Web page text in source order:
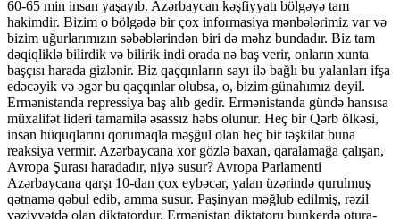
60-65 min insan yaşayıb. Azərbaycan kəşfiyyatı bölgəyə tam
hakimdir. Bizim o bölgədə bir çox informasiya mənbələrimiz var və
bizim uğurlarımızın səbəblərindən biri də məhz bundadır. Biz tam
dəqiqliklə bilirdik və bilirik indi orada nə baş verir, onların xunta
başçısı harada gizlənir. Biz qaçqınların sayı ilə bağlı bu yalanları ifşa
edəcəyik və əgər bu qaçqınlar olubsa, o, bizim günahımız deyil.
Ermənistanda repressiya baş alıb gedir. Ermənistanda gündə hansısa
müxalifət lideri tamamilə əsassız həbs olunur. Heç bir Qərb ölkəsi,
insan hüquqlarını qorumaqla məşğul olan heç bir təşkilat buna
reaksiya vermir. Azərbaycana xor gözlə baxan, qaralamağa çalışan,
Avropa Şurası haradadır, niyə susur? Avropa Parlamenti
Azərbaycana qarşı 10-dan çox eybəcər, yalan üzərində qurulmuş
qətnamə qəbul edib, amma susur. Paşinyan məğlub edilmiş, rəzil
vəziyyətdə olan diktatordur. Ermənistan diktatoru bunkerdə otura-